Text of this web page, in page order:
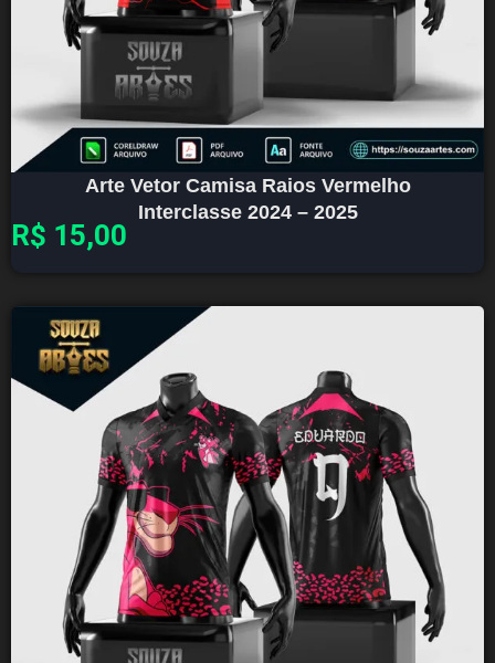
Arte Vetor Camisa Raios Vermelho
Interclasse 2024 – 2025
R$ 15,00